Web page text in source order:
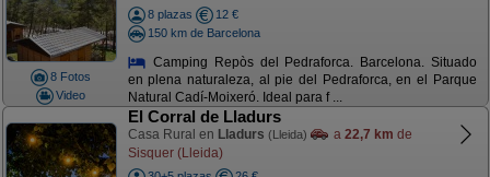
8 Fotos
Video
8 plazas
12 €
150 km de Barcelona
Camping Repòs del Pedraforca. Barcelona. Situado
en plena naturaleza, al pie del Pedraforca, en el Parque
Natural Cadí-Moixeró. Ideal para f ...
El Corral de Lladurs
Casa Rural en Lladurs (Lleida) a 22,7 km de
Sisquer (Lleida)